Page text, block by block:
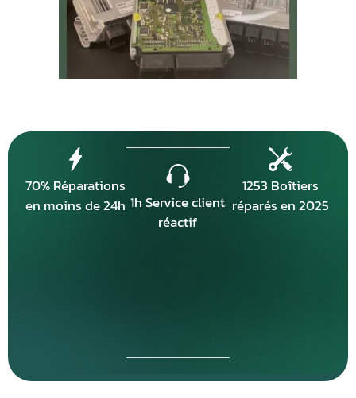
70% Réparations
en moins de 24h 1h Service client
réactif
1253 Boîtiers
réparés en 2025